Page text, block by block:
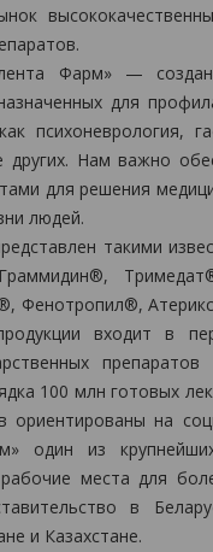
Фарм» —
для
психоневрология,
других. Нам важно
для решения
людей.
такими
Фенотропил®,
входит в
100 млн готовых
ориентированы на
один из
места для
в
и Казахстане.